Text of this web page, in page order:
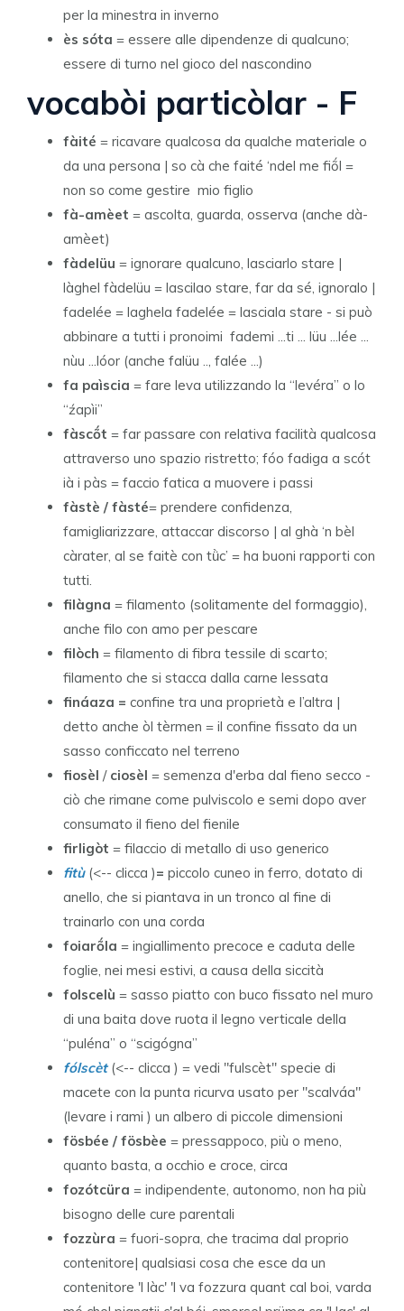
per la minestra in inverno
ès sóta = essere alle dipendenze di qualcuno;
essere di turno nel gioco del nascondino
vocabòi particòlar - F
fàité = ricavare qualcosa da qualche materiale o
da una persona | so cà che faité ‘ndel me fiṍl =
non so come gestire mio figlio
fà-amèet = ascolta, guarda, osserva (anche dà-
amèet)
fàdelüu = ignorare qualcuno, lasciarlo stare |
làghel fàdelüu = lascilao stare, far da sé, ignoralo |
fadelée = laghela fadelée = lasciala stare - si può
abbinare a tutti i pronoimi fademi ...ti ... lüu ...lée ...
nùu ...lóor (anche falüu .., falée ...)
fa paìscia = fare leva utilizzando la “levéra” o lo
“źapìi”
fàscṍt = far passare con relativa facilità qualcosa
attraverso uno spazio ristretto; fóo fadiga a scót
ià i pàs = faccio fatica a muovere i passi
fàstè / fàsté= prendere confidenza,
famigliarizzare, attaccar discorso | al ghà ‘n bèl
càrater, al se faitè con tǜc’ = ha buoni rapporti con
tutti.
filàgna = filamento (solitamente del formaggio),
anche filo con amo per pescare
filòch = filamento di fibra tessile di scarto;
filamento che si stacca dalla carne lessata
fináaza = confine tra una proprietà e l’altra |
detto anche òl tèrmen = il confine fissato da un
sasso conficcato nel terreno
fiosèl / ciosèl = semenza d'erba dal fieno secco -
ciò che rimane come pulviscolo e semi dopo aver
consumato il fieno del fienile
firligòt = filaccio di metallo di uso generico
fitù (<-- clicca )= piccolo cuneo in ferro, dotato di
anello, che si piantava in un tronco al fine di
trainarlo con una corda
foiarṍla = ingiallimento precoce e caduta delle
foglie, nei mesi estivi, a causa della siccità
folscelù = sasso piatto con buco fissato nel muro
di una baita dove ruota il legno verticale della
“puléna” o “scigógna”
fólscèt (<-- clicca ) = vedi "fulscèt" specie di
macete con la punta ricurva usato per "scalváa"
(levare i rami ) un albero di piccole dimensioni
fösbée / fösbèe = pressappoco, più o meno,
quanto basta, a occhio e croce, circa
fozótcüra = indipendente, autonomo, non ha più
bisogno delle cure parentali
fozzùra = fuori-sopra, che tracima dal proprio
contenitore| qualsiasi cosa che esce da un
contenitore 'l làc' 'l va fozzura quant cal boi, varda